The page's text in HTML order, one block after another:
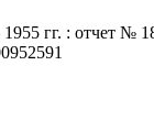
гг. : отчет №